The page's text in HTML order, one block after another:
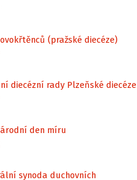
(pražské diecéze)
diecézní rady Plzeňské diecéze
den míru
synoda duchovních